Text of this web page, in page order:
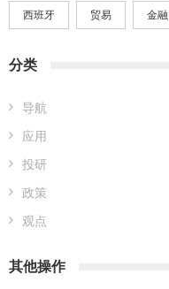
西班牙 贸易 金融
分类
导航
应用
投研
政策
观点
其他操作